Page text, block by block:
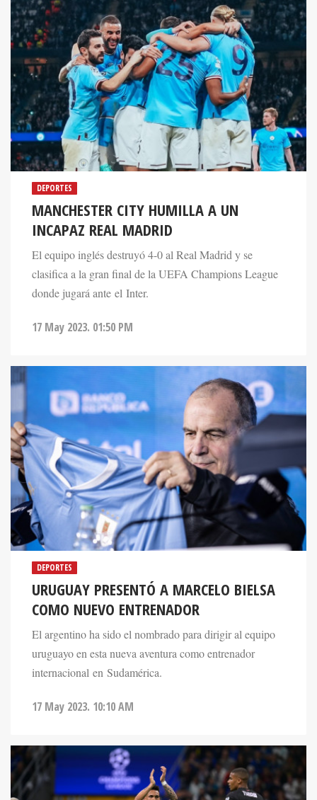
DEPORTES
MANCHESTER CITY HUMILLA A UN
INCAPAZ REAL MADRID
El equipo inglés destruyó 4-0 al Real Madrid y se
clasifica a la gran final de la UEFA Champions League
donde jugará ante el Inter.
17 May 2023. 01:50 PM
DEPORTES
URUGUAY PRESENTÓ A MARCELO BIELSA
COMO NUEVO ENTRENADOR
El argentino ha sido el nombrado para dirigir al equipo
uruguayo en esta nueva aventura como entrenador
internacional en Sudamérica.
17 May 2023. 10:10 AM